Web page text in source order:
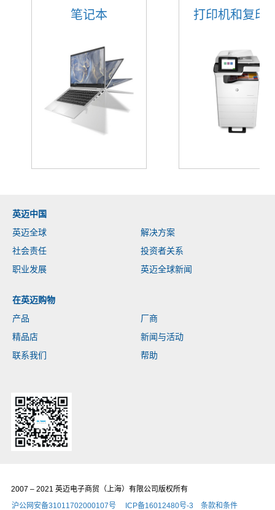
笔记本 打印机和复印
英迈中国
英迈全球
解决方案
社会责任
投资者关系
职业发展
英迈全球新闻
在英迈购物
产品
厂商
精品店
新闻与活动
联系我们
帮助
2007 – 2021 英迈电子商贸（上海）有限公司版权所有
沪公网安备31011702000107号
ICP备16012480号-3 条款和条件